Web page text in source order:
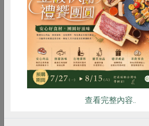
住宿時選擇不擺放備品的旅館。希望大
濫的問題，減少使用塑膠製品，盡量以
海洋生物留得一線生機，讓海洋永保
原刊登於 2015年6月141期《綠主張》月刊。
惜食 RPET 食譜
雞蛋 食安 共同購買
查看完整內容..